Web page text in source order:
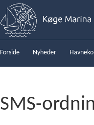
Forside Nyheder
SMS-